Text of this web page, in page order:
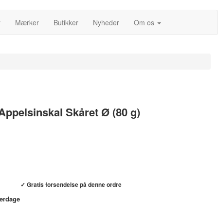
Mærker Butikker Nyheder Om os
Skåret Ø (80 g)
✓ Gratis forsendelse på denne ordre